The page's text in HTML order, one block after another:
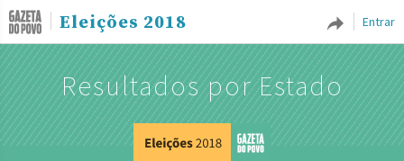
Entrar
Eleições 2018
Resultados por Estado